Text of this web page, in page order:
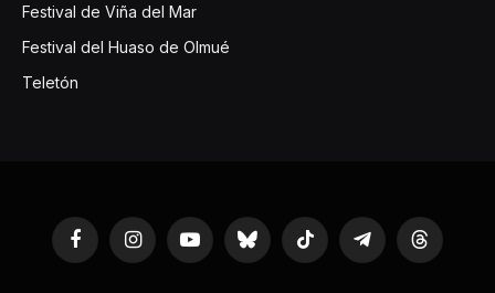
Festival de Viña del Mar
Festival del Huaso de Olmué
Teletón
FacebookInstagramYouTubeBluesky TikTok TelegramThreads